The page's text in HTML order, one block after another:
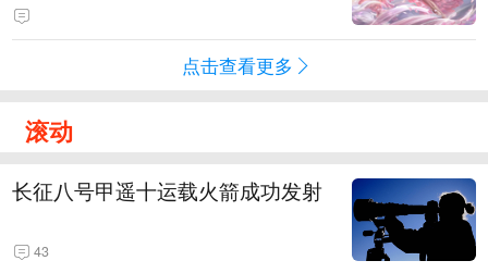
点击查看更多
滚动
长征八号甲遥十运载火箭成功发射
43